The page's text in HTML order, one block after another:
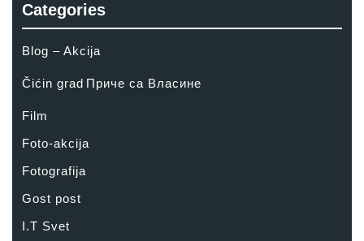
Categories
Blog – Akcija
Čićin grad Приче са Власине
Film
Foto-akcija
Fotografija
Gost post
I.T Svet